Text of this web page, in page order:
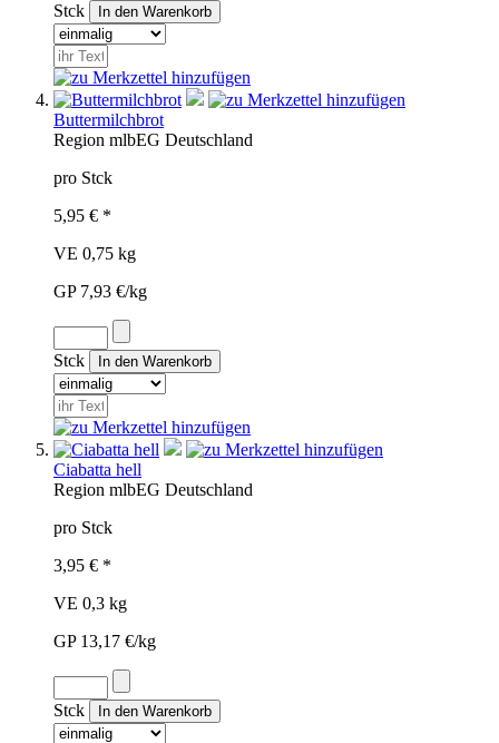
Stck
Buttermilchbrot
Region mlbEG Deutschland
pro Stck
5,95 € *
VE 0,75 kg
GP 7,93 €/kg
Stck
Ciabatta hell
Region mlbEG Deutschland
pro Stck
3,95 € *
VE 0,3 kg
GP 13,17 €/kg
Stck